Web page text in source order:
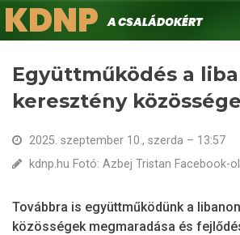
Ugrás
a
Keresés
KDNPA családokért.
Együttműködés a
keresztény
2025. szeptember 10., szerda – 13:57
kdnp.hu Fotó: Azbej Tristan Facebook-
Továbbra is együttműködünk a
közösségek megmaradása és